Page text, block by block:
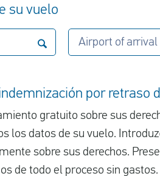
su vuelo
Airport of arrival
por retraso
gratuito sobre sus
los datos de su vuelo.
sobre sus derechos.
de todo el proceso sin gastos.